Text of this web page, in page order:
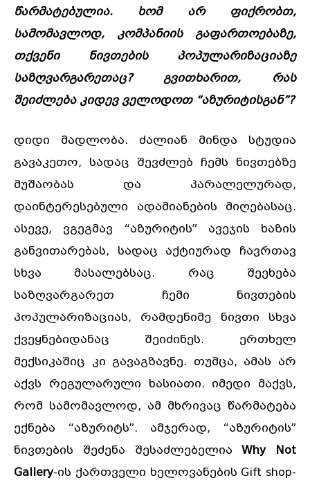
წარმატებულია. ხომ არ ფიქრობთ,
სამომავლოდ, კომპანიის გაფართოებაზე,
თქვენი ნივთების პოპულარიზაციაზე
საზღვარგარეთაც? გვითხარით, რას
შეიძლება კიდევ ველოდოთ “აზურიტისგან”?
დიდი მადლობა. ძალიან მინდა სტუდია
გავაკეთო, სადაც შევძლებ ჩემს ნივთებზე
მუშაობას და პარალელურად,
დაინტერესებული ადამიანების მიღებასაც.
ასევე, ვგეგმავ “აზურიტის” ავეჯის ხაზის
განვითარებას, სადაც აქტიურად ჩავრთავ
სხვა მასალებსაც. რაც შეეხება
საზღვარგარეთ ჩემი ნივთების
პოპულარიზაციას, რამდენიმე ნივთი სხვა
ქვეყნებიდანაც შეიძინეს. ერთხელ
მექსიკაშიც კი გავაგზავნე. თუმცა, ამას არ
აქვს რეგულარული ხასიათი. იმედი მაქვს,
რომ სამომავლოდ, ამ მხრივაც წარმატება
ექნება “აზურიტს”. ამჯერად, “აზურიტის”
ნივთების შეძენა შესაძლებელიაWhy Not
Gallery-ის ქართველი ხელოვანების Gift shop-